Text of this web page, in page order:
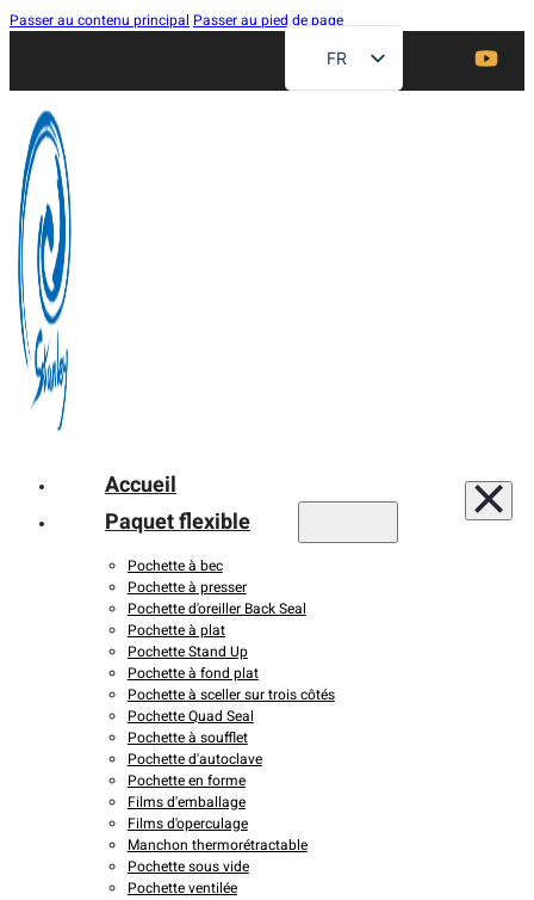
Passer au contenu principal Passer au pied de page
FR
EN
Accueil
Paquet flexible
Pochette à bec
Pochette à presser
Pochette d'oreiller Back Seal
Pochette à plat
Pochette Stand Up
Pochette à fond plat
Pochette à sceller sur trois côtés
Pochette Quad Seal
Pochette à soufflet
Pochette d'autoclave
Pochette en forme
Films d'emballage
Films d'operculage
Manchon thermorétractable
Pochette sous vide
Pochette ventilée